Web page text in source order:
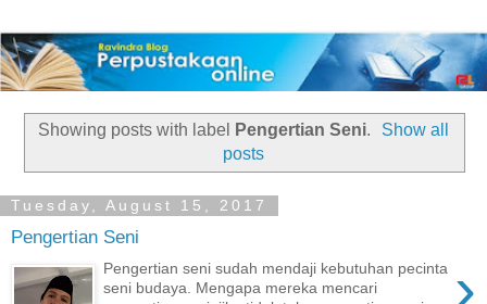
Showing posts with label Pengertian Seni.
Show all
posts
Tuesday, August 15, 2017
Pengertian Seni
›
Pengertian seni sudah mendaji kebutuhan pecinta
seni budaya. Mengapa mereka mencari